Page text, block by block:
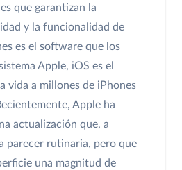
que garantizan la
y la funcionalidad de
es el software que los
Apple, iOS es el
vida a millones de iPhones
Apple ha
actualización que, a
parecer rutinaria, pero que
una magnitud de